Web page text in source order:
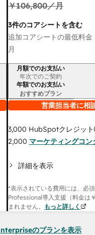
￥106,800／月
3件のコアシートを含む
追加コアシートの最低料金
月
請求期間
月額でのお支払い
年次でのご契約
年額でのお支払い
おすすめプラン
営業担当者に相
3,000 HubSpotクレジット
2,000 マーケティングコン
詳細を表示
*表示されている費用には、必
Professional導入支援（料金は
まれません。
もっと詳しく
のプランを表示